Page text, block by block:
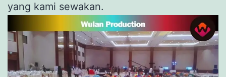
yang kami sewakan.